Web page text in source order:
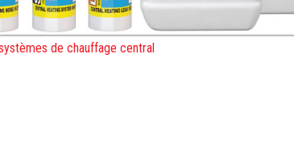
de chauffage central